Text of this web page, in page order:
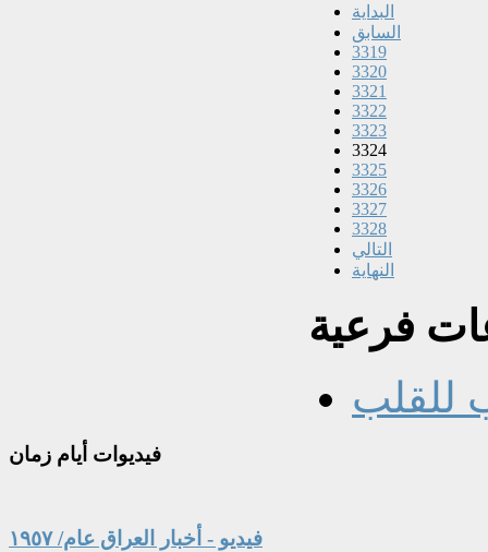
البداية
السابق
3319
3320
3321
3322
3323
3324
3325
3326
3327
3328
التالي
النهاية
فرعية
للقلب
فيديوات أيام زمان
فيديو - أخبار العراق عام/ ١٩٥٧